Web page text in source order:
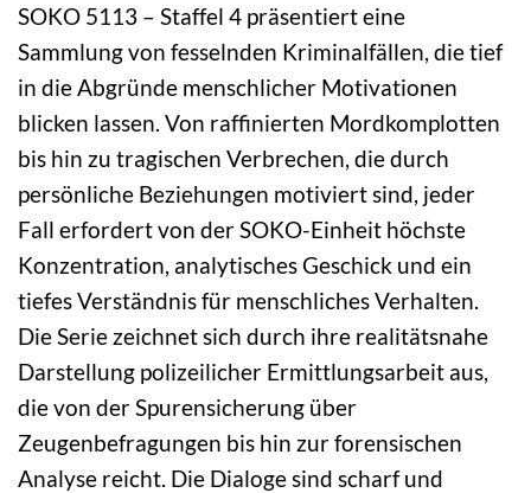
SOKO 5113 – Staffel 4 präsentiert eine
Sammlung von fesselnden Kriminalfällen, die tief
in die Abgründe menschlicher Motivationen
blicken lassen. Von raffinierten Mordkomplotten
bis hin zu tragischen Verbrechen, die durch
persönliche Beziehungen motiviert sind, jeder
Fall erfordert von der SOKO-Einheit höchste
Konzentration, analytisches Geschick und ein
tiefes Verständnis für menschliches Verhalten.
Die Serie zeichnet sich durch ihre realitätsnahe
Darstellung polizeilicher Ermittlungsarbeit aus,
die von der Spurensicherung über
Zeugenbefragungen bis hin zur forensischen
Analyse reicht. Die Dialoge sind scharf und